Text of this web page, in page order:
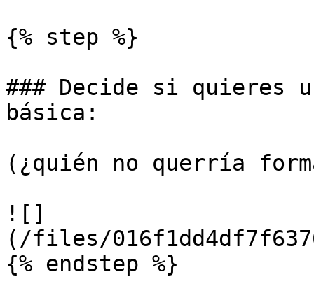
{% step %}
### Decide si quieres
básica:
(¿quién no querría
![]
(/files/
{% endstep %}